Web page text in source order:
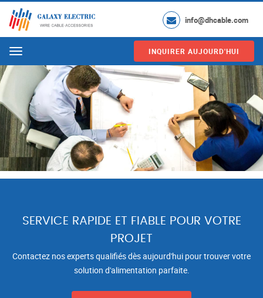
info@dhcable.com
Menu INQUIRER AUJOURD'HUI
SERVICE RAPIDE ET FIABLE POUR VOTRE
PROJET
Contactez nos experts qualifiés dès aujourd'hui pour trouver votre
solution d'alimentation parfaite.